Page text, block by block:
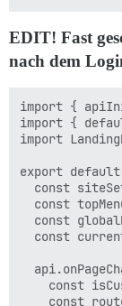
EDIT! Fast
nach dem
import {
import {
import
export
const
const
const
const
const
const